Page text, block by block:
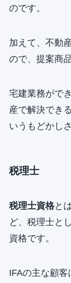
のです。
加えて、不動
ので、提案商
宅建業務がで
産で解決でき
いうもどかし
税理士
税理士資格と
ど、税理士と
資格です。
IFAの主な顧